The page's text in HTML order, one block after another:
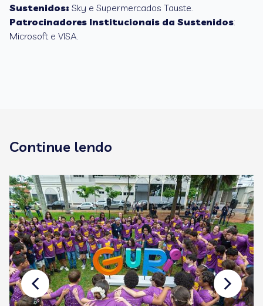
Sustenidos: Sky e Supermercados Tauste.
Patrocinadores Institucionais da Sustenidos:
Microsoft e VISA.
Continue lendo